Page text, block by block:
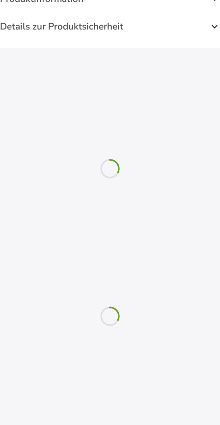
Details zur Produktsicherheit